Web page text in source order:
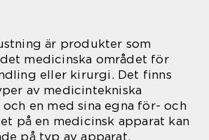
är produkter som
medicinska området för
eller kirurgi. Det finns
av medicintekniska
en med sina egna för- och
på en medicinsk apparat kan
på typ av apparat,